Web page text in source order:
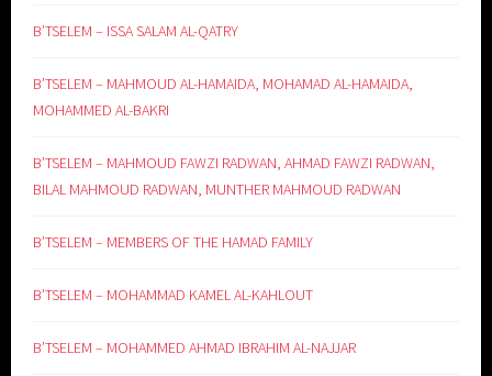
B’TSELEM – ISSA SALAM AL-QATRY
B’TSELEM – MAHMOUD AL-HAMAIDA, MOHAMAD AL-HAMAIDA,
MOHAMMED AL-BAKRI
B’TSELEM – MAHMOUD FAWZI RADWAN, AHMAD FAWZI RADWAN,
BILAL MAHMOUD RADWAN, MUNTHER MAHMOUD RADWAN
B’TSELEM – MEMBERS OF THE HAMAD FAMILY
B’TSELEM – MOHAMMAD KAMEL AL-KAHLOUT
B’TSELEM – MOHAMMED AHMAD IBRAHIM AL-NAJJAR